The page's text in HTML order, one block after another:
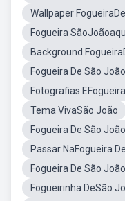
Wallpaper
Fogueira
Background
Fogueira De São
Fotografias
Tema VivaSão João
Fogueira De São
Passar NaFogueira
Fogueira De São
Fogueirinha DeSão